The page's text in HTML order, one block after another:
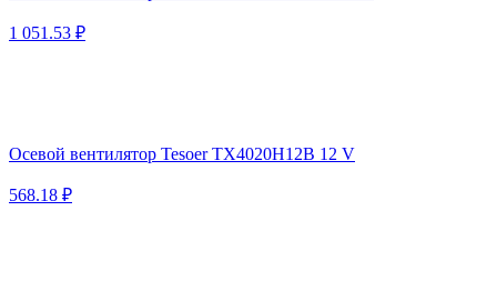
1 051.53 ₽
Осевой вентилятор Tesoer TX4020H12B 12 V
568.18 ₽